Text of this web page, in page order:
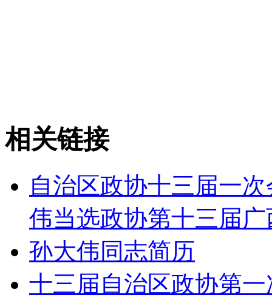
相关链接
自治区政协十三届一
伟当选政协第十三届
孙大伟同志简历
十三届自治区政协第